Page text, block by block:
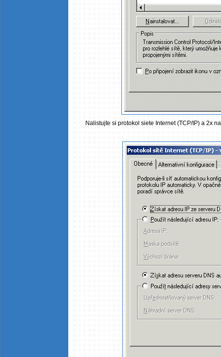
Nalistujte si protokol siete Internet (TCP/IP) a 2x